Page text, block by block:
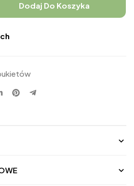
Dodaj Do Koszyka